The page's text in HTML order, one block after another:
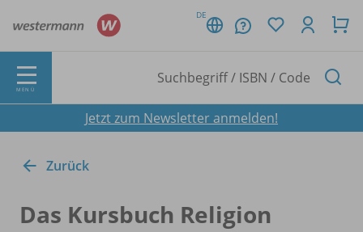
DE
MENÜ
Jetzt zum Newsletter anmelden!
Zurück
Das Kursbuch Religion